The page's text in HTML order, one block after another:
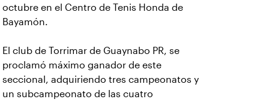
octubre en el Centro de Tenis Honda de
Bayamón.
El club de Torrimar de Guaynabo PR, se
proclamó máximo ganador de este
seccional, adquiriendo tres campeonatos y
un subcampeonato de las cuatro